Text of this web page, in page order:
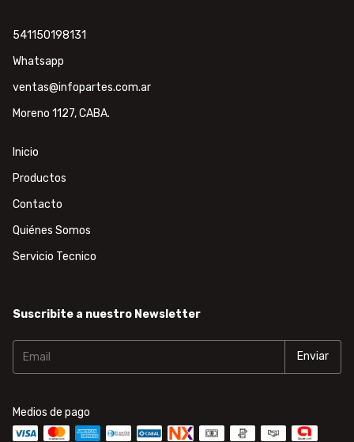
541150198131
Whatsapp
ventas@infopartes.com.ar
Moreno 1127, CABA.
Inicio
Productos
Contacto
Quiénes Somos
Servicio Tecnico
Suscribite a nuestro Newsletter
Medios de pago